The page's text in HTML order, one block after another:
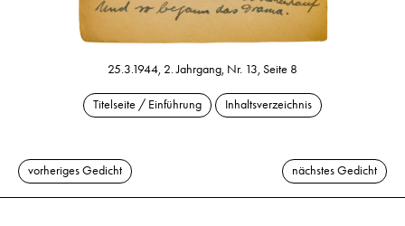
25.3.1944, 2. Jahrgang, Nr. 13, Seite 8
Titelseite / Einführung Inhaltsverzeichnis
vorheriges Gedicht nächstes Gedicht